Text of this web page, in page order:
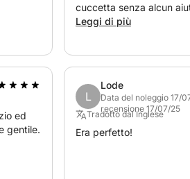
cuccetta senza alcun
personale. Il check-in è
avuto esperienze molto
Leggi di più
ed
gentile.
L
Lode
Data del noleggio 17/
recensione 17/07/25
Tradotto dal Inglese
Era perfetto!